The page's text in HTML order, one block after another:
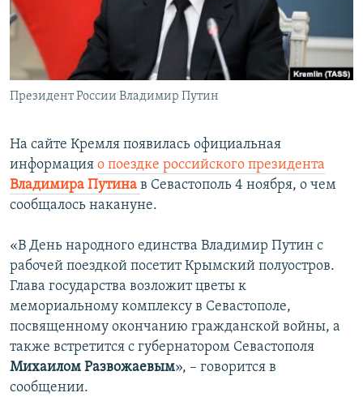
ПОБЕДИТЕЛЕЙ НЕ СУДЯТ?
КРЫМ.НЕПОКОРЕННЫЙ
ELIFBE
УКРАИНСКАЯ ПРОБЛЕМА КРЫМА
ПРИСОЕДИНЯЙТЕСЬ!
Президент России Владимир Путин
На сайте Кремля появилась официальная
информация о поездке российского президента
Владимира Путина в Севастополь 4 ноября, о чем
сообщалось накануне.
«В День народного единства Владимир Путин с
рабочей поездкой посетит Крымский полуостров.
Глава государства возложит цветы к
мемориальному комплексу в Севастополе,
посвященному окончанию гражданской войны, а
также встретится с губернатором Севастополя
Михаилом Развожаевым», – говорится в
сообщении.